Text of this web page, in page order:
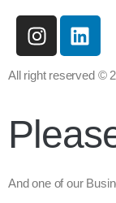
All right reserved ©
And one of our